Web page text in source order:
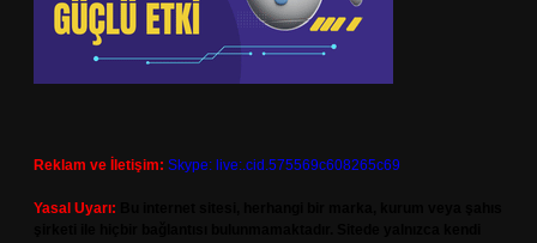
Reklam ve İletişim: Skype: live:.cid.575569c608265c69
Yasal Uyarı: